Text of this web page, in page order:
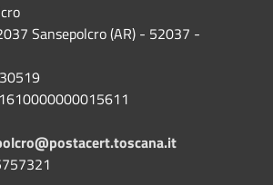
Sansepolcro (AR) - 52037 -